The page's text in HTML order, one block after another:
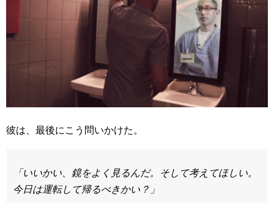
彼は、最後にこう問いかけた。
「いいかい、鏡をよく見るんだ。そして考えてほしい。
今日は運転して帰るべきかい？」